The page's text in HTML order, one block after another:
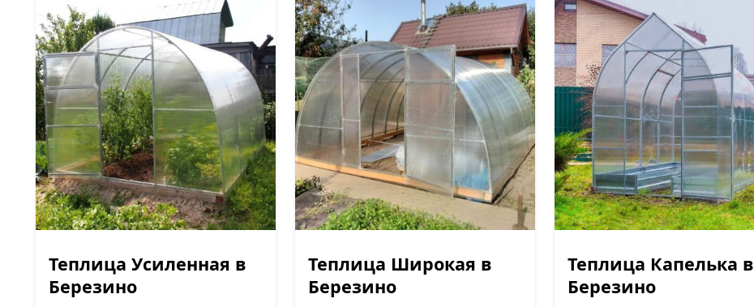
Теплица Усиленная в
Березино
Теплица Широкая в
Березино
Теплица Капелька в
Березино